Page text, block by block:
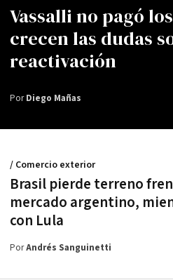
Vassalli no pagó
crecen las dudas
reactivación
PorDiego Mañas
Brasil pierde terreno
mercado argentino,
con Lula
/ Comercio exterior
PorAndrés Sanguinetti